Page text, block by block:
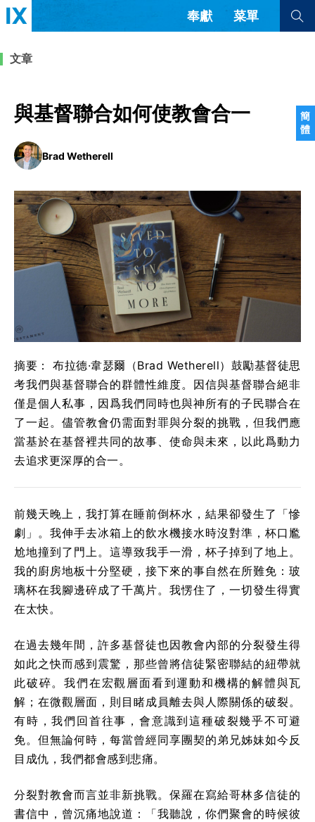
簡
體
奉獻 菜單
教會帶領 解經式講道與神學
福音傳講與宣教 成員制與教會紀律
團契生活與禱告
查看全部
查看全部
简体中文 正體中文
英语
西班牙語
葡萄牙語
俄語
烏茲別克語
达里语
波斯語
法語
羅馬尼亞語
波蘭語
意大利語
德語
土耳其語
阿拉伯語
阿爾巴尼亞語
塞爾維亞語 柬埔寨語
文章
與基督聯合如何使教會合一
Brad Wetherell
摘要： 布拉德·韋瑟爾（Brad Wetherell）鼓勵基督徒思
考我們與基督聯合的群體性維度。因信與基督聯合絕非
僅是個人私事，因爲我們同時也與神所有的子民聯合在
了一起。儘管教會仍需面對罪與分裂的挑戰，但我們應
當基於在基督裡共同的故事、使命與未來，以此爲動力
去追求更深厚的合一。
前幾天晚上，我打算在睡前倒杯水，結果卻發生了「慘
劇」。我伸手去冰箱上的飲水機接水時沒對準，杯口尷
尬地撞到了門上。這導致我手一滑，杯子掉到了地上。
我的廚房地板十分堅硬，接下來的事自然在所難免：玻
璃杯在我腳邊碎成了千萬片。我愣住了，一切發生得實
在太快。
在過去幾年間，許多基督徒也因教會內部的分裂發生得
如此之快而感到震驚，那些曾將信徒緊密聯結的紐帶就
此破碎。我們在宏觀層面看到運動和機構的解體與瓦
解；在微觀層面，則目睹成員離去與人際關係的破裂。
有時，我們回首往事，會意識到這種破裂幾乎不可避
免。但無論何時，每當曾經同享團契的弟兄姊妹如今反
目成仇，我們都會感到悲痛。
分裂對教會而言並非新挑戰。保羅在寫給哥林多信徒的
書信中，曾沉痛地說道：「我聽說，你們聚會的時候彼